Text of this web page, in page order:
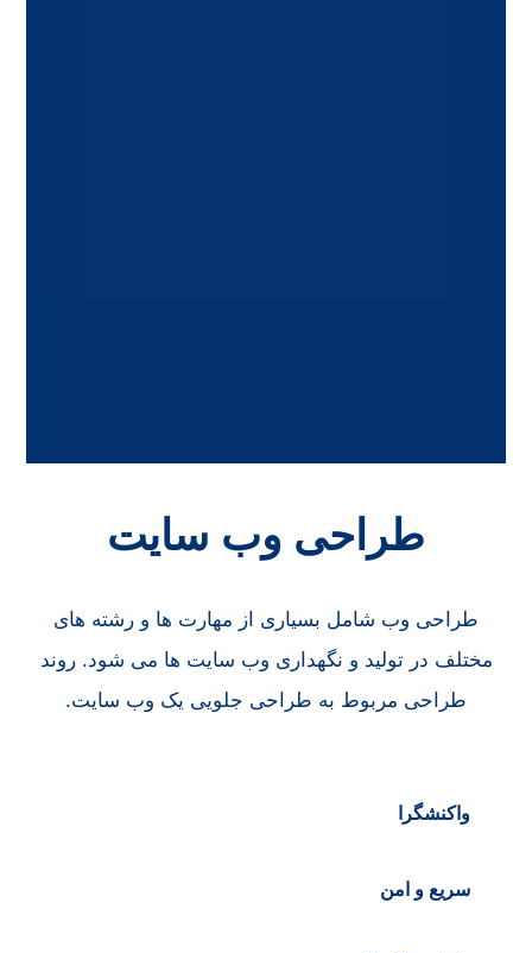
طراحی وب سایت
طراحی وب شامل بسیاری از مهارت ها و رشته های
مختلف در تولید و نگهداری وب سایت ها می شود. روند
طراحی مربوط به طراحی جلویی یک وب سایت.
واکنشگرا
سریع و امن